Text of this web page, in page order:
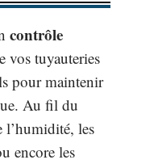
contrôle
vos tuyauteries
pour maintenir
Au fil du
l’humidité, les
encore les